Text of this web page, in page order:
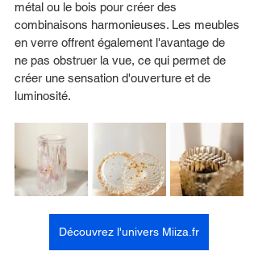
métal ou le bois pour créer des
combinaisons harmonieuses. Les meubles
en verre offrent également l'avantage de
ne pas obstruer la vue, ce qui permet de
créer une sensation d'ouverture et de
luminosité.
Découvrez l'univers Miiza.fr